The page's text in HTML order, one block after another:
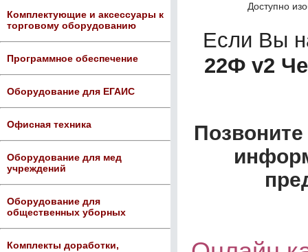
Комплектующие и аксессуары к
торговому оборудованию
Программное обеспечение
Оборудование для ЕГАИС
Офисная техника
Оборудование для мед
учреждений
Оборудование для
общественных уборных
Комплекты доработки,
Доступно
Если Вы
22Ф v2